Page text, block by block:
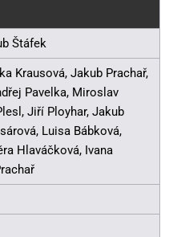
Štáfek
Krausová, Jakub Prachař,
Pavelka, Miroslav
Jiří Ployhar, Jakub
Luisa Bábková,
Hlaváčková, Ivana